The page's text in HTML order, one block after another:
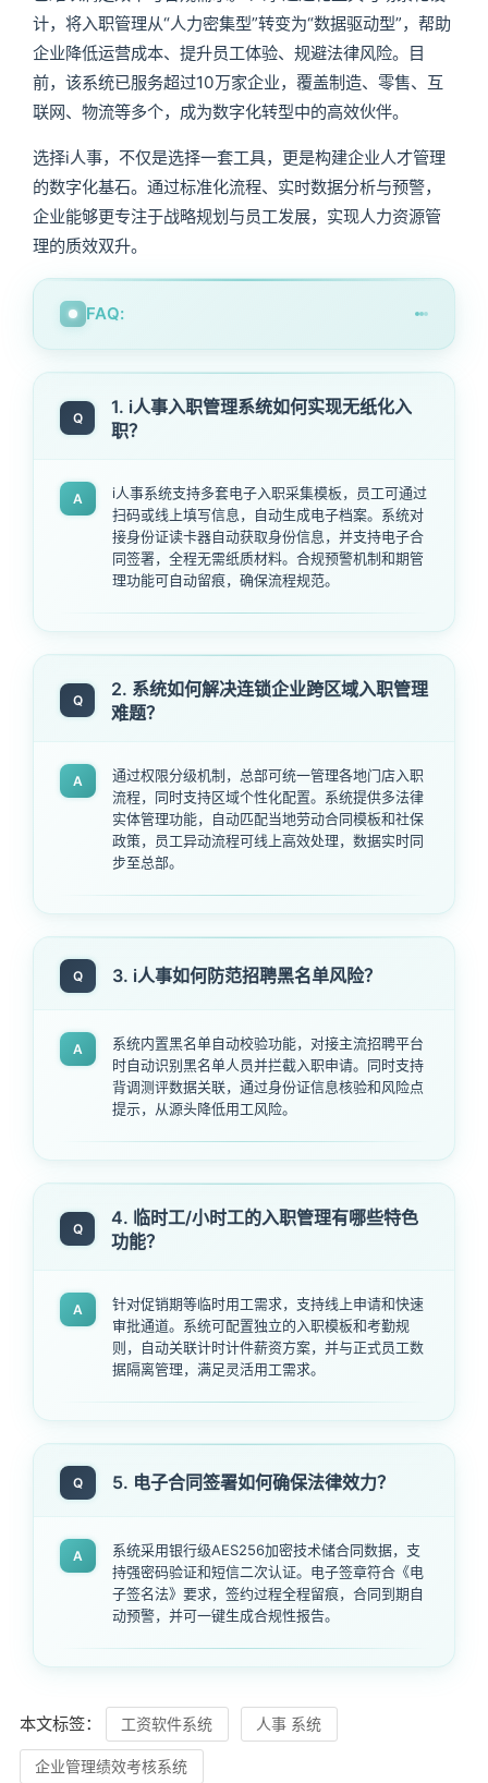
计，将入职管理从“人力密集型”转变为“数据驱动型”，帮助
企业降低运营成本、提升员工体验、规避法律风险。目
前，该系统已服务超过10万家企业，覆盖制造、零售、互
联网、物流等多个，成为数字化转型中的高效伙伴。
选择i人事，不仅是选择一套工具，更是构建企业人才管理
的数字化基石。通过标准化流程、实时数据分析与预警，
企业能够更专注于战略规划与员工发展，实现人力资源管
理的质效双升。
FAQ:
Q
1. i人事入职管理系统如何实现无纸化入
职？
A
i人事系统支持多套电子入职采集模板，员工可通过
扫码或线上填写信息，自动生成电子档案。系统对
接身份证读卡器自动获取身份信息，并支持电子合
同签署，全程无需纸质材料。合规预警机制和期管
理功能可自动留痕，确保流程规范。
Q
2. 系统如何解决连锁企业跨区域入职管理
难题？
A
通过权限分级机制，总部可统一管理各地门店入职
流程，同时支持区域个性化配置。系统提供多法律
实体管理功能，自动匹配当地劳动合同模板和社保
政策，员工异动流程可线上高效处理，数据实时同
步至总部。
Q 3. i人事如何防范招聘黑名单风险？
A
系统内置黑名单自动校验功能，对接主流招聘平台
时自动识别黑名单人员并拦截入职申请。同时支持
背调测评数据关联，通过身份证信息核验和风险点
提示，从源头降低用工风险。
Q
4. 临时工/小时工的入职管理有哪些特色
功能？
A
针对促销期等临时用工需求，支持线上申请和快速
审批通道。系统可配置独立的入职模板和考勤规
则，自动关联计时计件薪资方案，并与正式员工数
据隔离管理，满足灵活用工需求。
Q 5. 电子合同签署如何确保法律效力？
A
系统采用银行级AES256加密技术储合同数据，支
持强密码验证和短信二次认证。电子签章符合《电
子签名法》要求，签约过程全程留痕，合同到期自
动预警，并可一键生成合规性报告。
本文标签： 工资软件系统 人事 系统
企业管理绩效考核系统